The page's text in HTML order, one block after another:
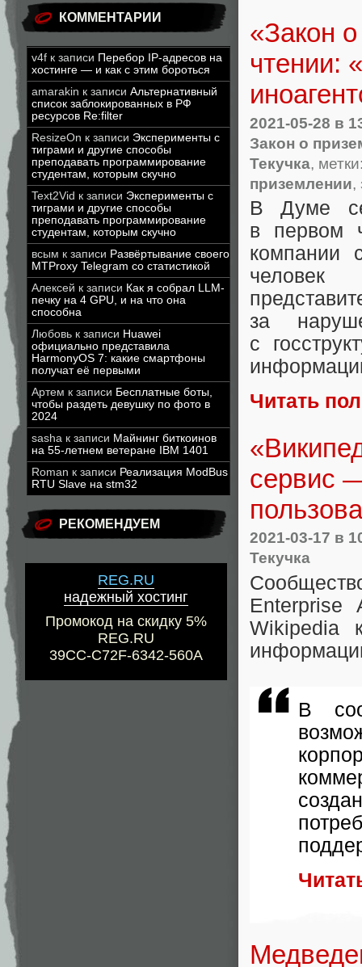
КОММЕНТАРИИ
v4f к записи Перебор IP-адресов на
хостинге — и как с этим бороться
amarakin к записи Альтернативный
список заблокированных в РФ
ресурсов Re:filter
ResizeOn к записи Эксперименты с
тиграми и другие способы
преподавать программирование
студентам, которым скучно
Text2Vid к записи Эксперименты с
тиграми и другие способы
преподавать программирование
студентам, которым скучно
всым к записи Развёртывание своего
MTProxy Telegram со статистикой
Алексей к записи Как я собрал LLM-
печку на 4 GPU, и на что она
способна
Любовь к записи Huawei
официально представила
HarmonyOS 7: какие смартфоны
получат её первыми
Артем к записи Бесплатные боты,
чтобы раздеть девушку по фото в
2024
sasha к записи Майнинг биткоинов
на 55-летнем ветеране IBM 1401
Roman к записи Реализация ModBus
RTU Slave на stm32
РЕКОМЕНДУЕМ
REG.RU
надежный хостинг
Промокод на скидку 5%
REG.RU
39CC-C72F-6342-560A
«Закон
чтении:
2021-05-28 в
Закон о
Текучка,
приземлении,
В Думе
в первом
компании
за
с
Читать
сервис
2021-03-17 в
Текучка
Enterprise
Wikipedia
В